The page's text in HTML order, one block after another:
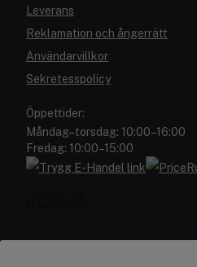
Leverans
Reklamation och ångerrätt
Användarvillkor
Sekretesspolicy
Öppettider:
Måndag–torsdag: 10:00–16:00
Fredag: 10:00–15:00